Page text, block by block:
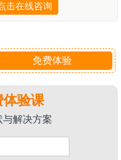
击在线咨询
免费体验
体验课
解决方案